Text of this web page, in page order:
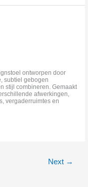
ontworpen door
subtiel gebogen
stijl combineren. Gemaakt
afwerkingen,
vergaderruimtes en
Next →